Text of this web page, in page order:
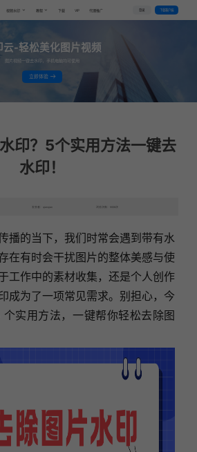
视频水印 教程 下载 VIP 代理推广 登录 下载客户端
云-轻松美化图片视频
图片视频一键去水印，手机电脑均可使用
立即体验
印？5个实用方法一键去
水印！
发表者：qianqian 浏览次数：5008次
播的当下，我们时常会遇到带有水
在有时会干扰图片的整体美感与使
工作中的素材收集，还是个人创作
成为了一项常见需求。别担心，今
实用方法，一键帮你轻松去除图